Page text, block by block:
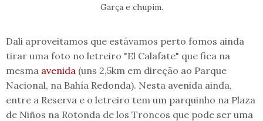
Garça e chupim.
Dali aproveitamos que estávamos perto fomos ainda
tirar uma foto no letreiro "El Calafate" que fica na
mesma avenida (uns 2,5km em direção ao Parque
Nacional, na Bahía Redonda). Nesta avenida ainda,
entre a Reserva e o letreiro tem um parquinho na Plaza
de Niños na Rotonda de los Troncos que pode ser uma